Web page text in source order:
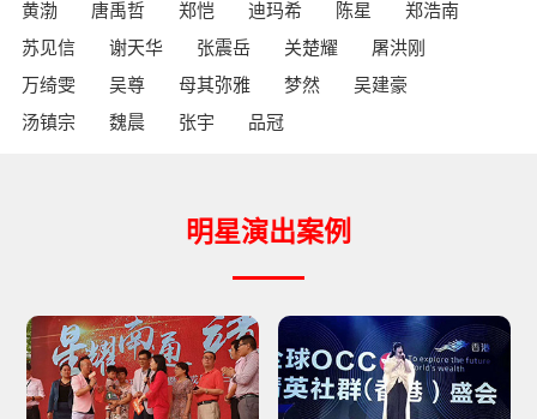
黄渤
唐禹哲 郑恺 迪玛希 陈星
郑浩南
苏见信
谢天华 张震岳 关楚耀
屠洪刚
万绮雯
吴尊 母其弥雅 梦然
吴建豪
汤镇宗
魏晨 张宇 品冠
明星演出案例